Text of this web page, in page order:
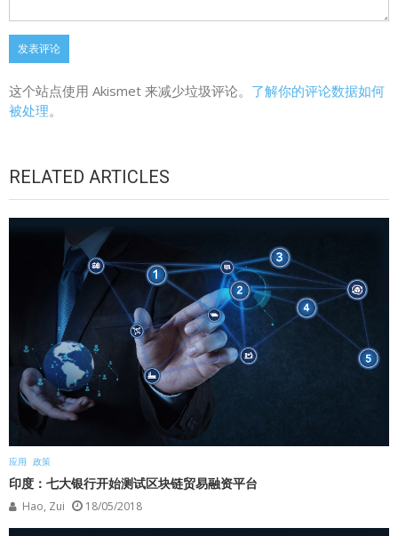
这个站点使用 Akismet 来减少垃圾评论。 了解你的评论数据如何
被处理。
RELATED ARTICLES
应用 政策
印度：七大银行开始测试区块链贸易融资平台
Hao, Zui 18/05/2018